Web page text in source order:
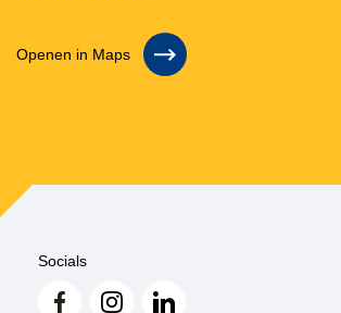
Openen in Maps
Socials